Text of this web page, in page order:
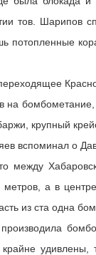
тов. Шарипов
потопленные
крупный
вспоминал о
между
а в
из ста одна
удивлены,